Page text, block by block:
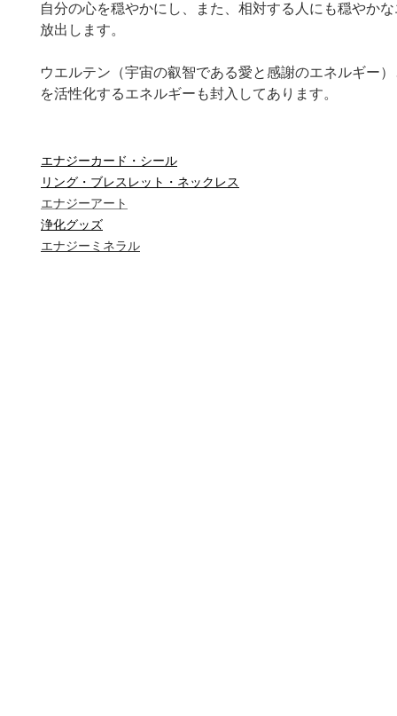
自分の心を穏やかにし、また、相対する人にも穏やか
放出します。
ウエルテン（宇宙の叡智である愛と感謝のエネルギー
を活性化するエネルギーも封入してあります。
エナジーカード・シール
リング・ブレスレット・ネックレス
エナジーアート
浄化グッズ
エナジーミネラル